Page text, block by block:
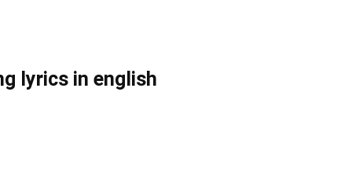
lyrics in english